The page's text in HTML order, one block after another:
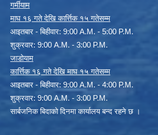
गर्मीयाम
माघ १६ गते देखि कार्त्तिक १५ गतेसम्म
आइतबार - बिहीवार: 9:00 A.M. - 5:00 P.M.
शुक्रवार: 9:00 A.M. - 3:00 P.M.
जाडोयाम
कार्त्तिक १६ गते देखि माघ १५ गतेसम्म
आइतबार - बिहीवार: 9:00 A.M. - 4:00 P.M.
शुक्रवार: 9:00 A.M. - 3:00 P.M.
सार्बजनिक बिदाको दिनमा कार्यालय बन्द रहने छ ।